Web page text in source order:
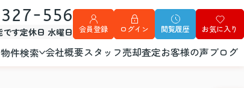
556
です定休日 水曜日 会員登録 ログイン 閲覧履歴 お気に入り
物件検索 会社概要スタッフ売却査定お客様の声ブログ